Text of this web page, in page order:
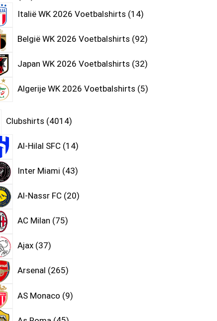
Italië WK 2026 Voetbalshirts 14
België WK 2026 Voetbalshirts 92
Japan WK 2026 Voetbalshirts 32
Algerije WK 2026 Voetbalshirts 5
Clubshirts 4014
Al-Hilal SFC 14
Inter Miami 43
Al-Nassr FC 20
AC Milan 75
Ajax 37
Arsenal 265
AS Monaco 9